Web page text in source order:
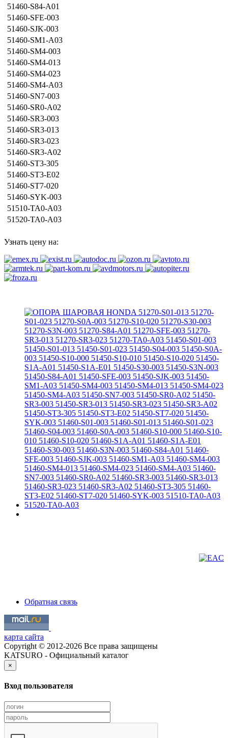
51460-S84-A01
51460-SFE-003
51460-SJK-003
51460-SM1-A03
51460-SM4-003
51460-SM4-013
51460-SM4-023
51460-SM4-A03
51460-SN7-003
51460-SR0-A02
51460-SR3-003
51460-SR3-013
51460-SR3-023
51460-SR3-A02
51460-ST3-305
51460-ST3-E02
51460-ST7-020
51460-SYK-003
51510-TA0-A03
51520-TA0-A03
Узнать цену на:
Обратная связь
карта сайта
Copyright © 2012-2026 Все права защищены
KATSURO - Официальный каталог
×
Вход пользователя